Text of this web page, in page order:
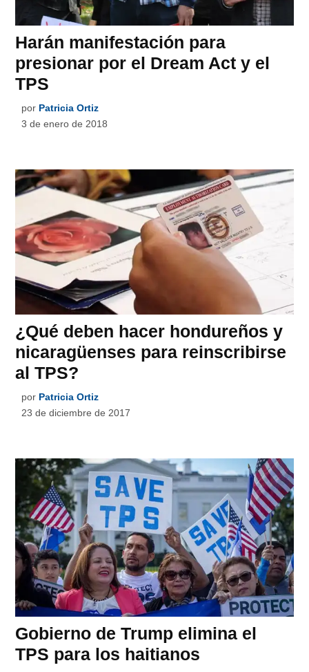
Harán manifestación para
presionar por el Dream Act y el
TPS
por Patricia Ortiz
3 de enero de 2018
¿Qué deben hacer hondureños y
nicaragüenses para reinscribirse
al TPS?
por Patricia Ortiz
23 de diciembre de 2017
Gobierno de Trump elimina el
TPS para los haitianos